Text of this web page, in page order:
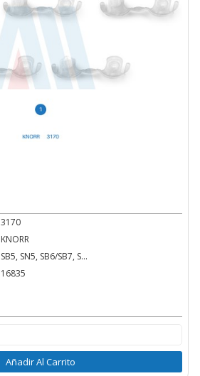
3170
KNORR
SB5, SN5, SB6/SB7, S...
16835
Añadir Al Carrito